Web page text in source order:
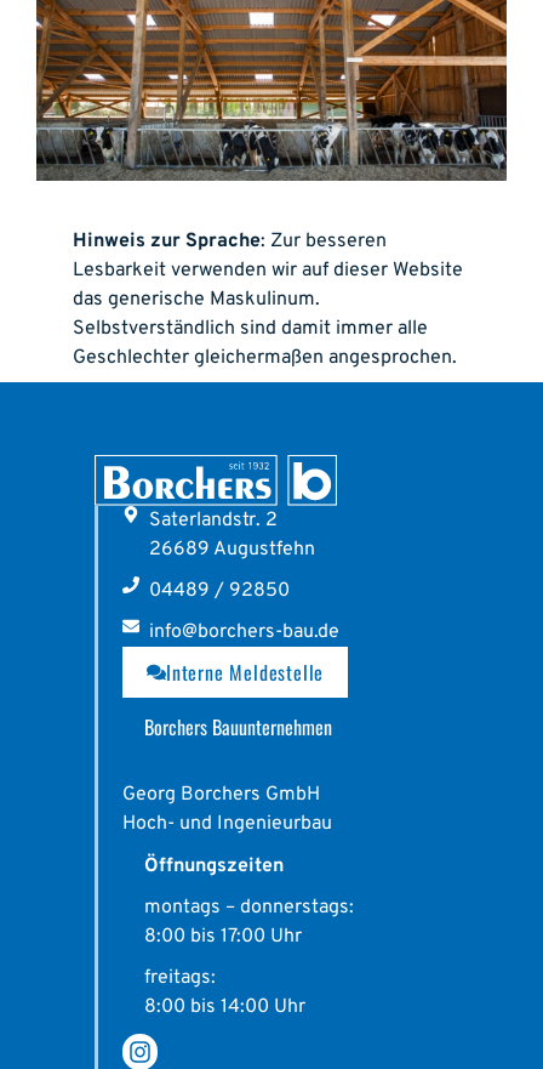
Hinweis zur Sprache: Zur besseren
Lesbarkeit verwenden wir auf dieser Website
das generische Maskulinum.
Selbstverständlich sind damit immer alle
Geschlechter gleichermaßen angesprochen.
Saterlandstr. 2
26689 Augustfehn
04489 / 92850
info@borchers-bau.de
Interne Meldestelle
Borchers Bauunternehmen
Georg Borchers GmbH
Hoch- und Ingenieurbau
Öffnungszeiten
montags – donnerstags:
8:00 bis 17:00 Uhr
freitags:
8:00 bis 14:00 Uhr